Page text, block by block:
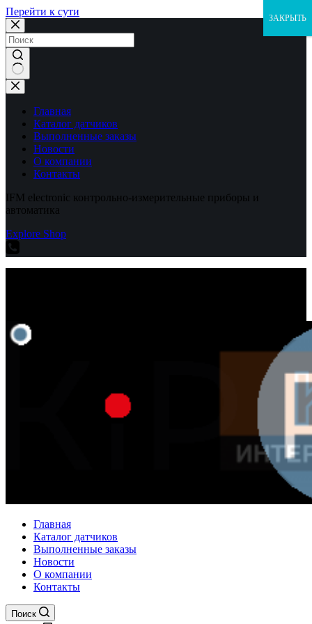
Перейти к сути
Ничего
не
найденоГлавная
Каталог датчиков
Выполненные заказы
Новости
О компании
Контакты
IFM electronic контрольно-измерительные приборы и
автоматика
Explore Shop
Главная
Каталог датчиков
Выполненные заказы
Новости
О компании
Контакты
Поиск
ЗАКРЫТЬ